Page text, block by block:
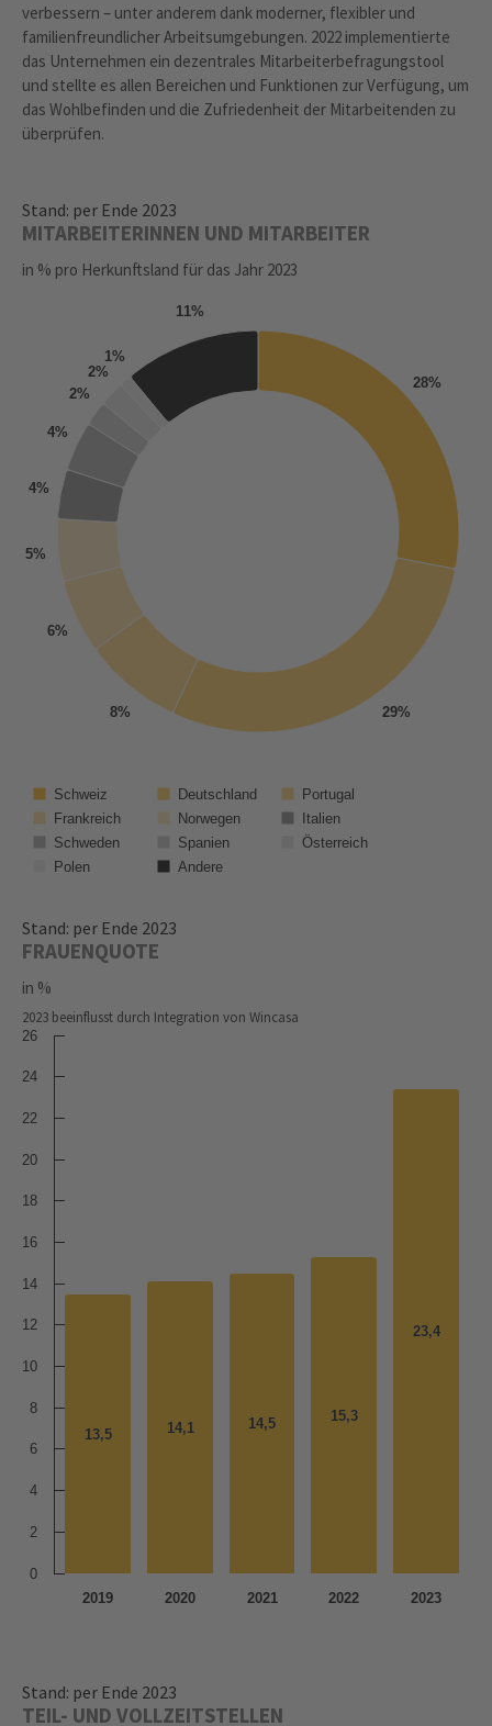
verbessern – unter anderem dank moderner, flexibler und
familienfreundlicher Arbeitsumgebungen. 2022 implementierte
das Unternehmen ein dezentrales Mitarbeiterbefragungstool
und stellte es allen Bereichen und Funktionen zur Verfügung, um
das Wohlbefinden und die Zufriedenheit der Mitarbeitenden zu
überprüfen.
Stand: per Ende 2023
MITARBEITERINNEN UND MITARBEITER
in % pro Herkunftsland für das Jahr 2023
28%
29%
8%
6%
5%
4%
4%
2%
2%
1%
11%
Schweiz Deutschland
Portugal
Frankreich
Norwegen
Italien
Schweden
Spanien Österreich
Polen Andere
Stand: per Ende 2023
FRAUENQUOTE
in %
2023 beeinflusst durch Integration von Wincasa
13,5
13,5 14,1
14,1 14,5
14,5 15,3
15,3
23,4
23,4
2019 2020 2021 2022 2023
0
2
4
6
8
10
12
14
16
18
20
22
24
26
Stand: per Ende 2023
TEIL- UND VOLLZEITSTELLEN